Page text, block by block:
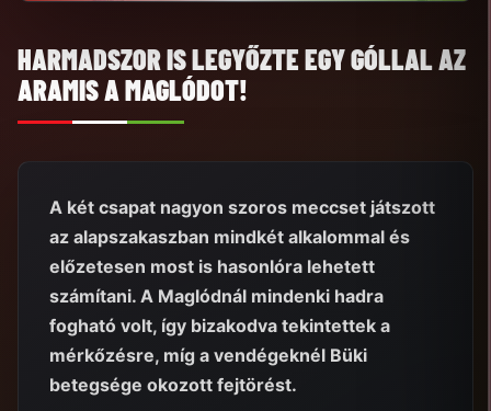
HARMADSZOR IS LEGYŐZTE EGY GÓLLAL AZ
ARAMIS A MAGLÓDOT!
A két csapat nagyon szoros meccset játszott
az alapszakaszban mindkét alkalommal és
előzetesen most is hasonlóra lehetett
számítani. A Maglódnál mindenki hadra
fogható volt, így bizakodva tekintettek a
mérkőzésre, míg a vendégeknél Büki
betegsége okozott fejtörést.